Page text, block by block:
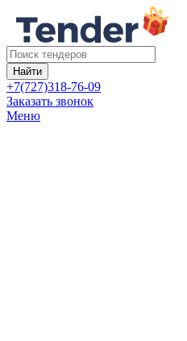
Найти
+7(727)318-76-09
Заказать звонок
Меню